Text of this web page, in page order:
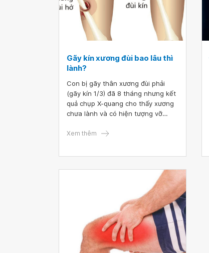
Gãy kín xương đùi bao lâu thì
lành?
Con bị gãy thân xương đùi phải
(gãy kín 1/3) đã 8 tháng nhưng kết
quả chụp X-quang cho thấy xương
chưa lành và có hiện tượng vỡ
nhưng vẫn hơi đau chỗ gãy. Bác sĩ
Xem thêm